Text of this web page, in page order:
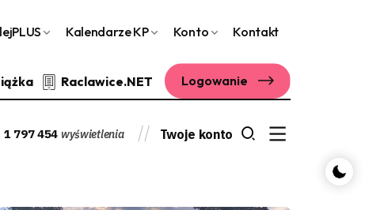
Kalendarze KP Konto Kontakt
Raclawice.NET Logowanie
1 797 454 wyświetlenia Twoje konto